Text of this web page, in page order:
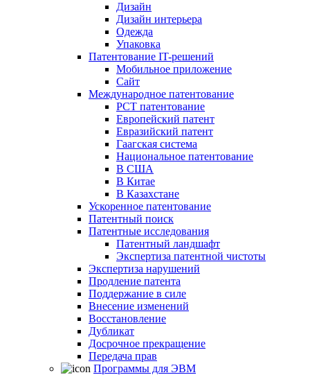
Дизайн
Дизайн интерьера
Одежда
Упаковка
Патентование IT-решений
Мобильное приложение
Сайт
Международное патентование
PCT патентование
Европейский патент
Евразийский патент
Гаагская система
Национальное патентование
В США
В Китае
В Казахстане
Ускоренное патентование
Патентный поиск
Патентные исследования
Патентный ландшафт
Экспертиза патентной чистоты
Экспертиза нарушений
Продление патента
Поддержание в силе
Внесение изменений
Восстановление
Дубликат
Досрочное прекращение
Передача прав
Программы для ЭВМ